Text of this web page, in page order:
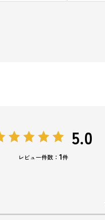
5.0
レビュー件数： 1件